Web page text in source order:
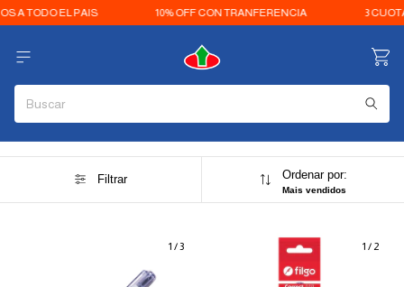
A TODO EL PAIS 10% OFF CON TRANFERENCIA 3
Filtrar Ordenar por:
Mais vendidos
1 /3 1 / 2